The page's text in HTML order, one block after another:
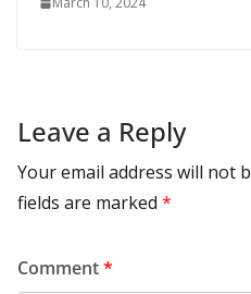
Leave a Reply
Your email address will not
fields are marked *
Comment*